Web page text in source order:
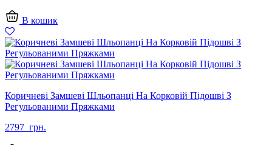
грн..
В кошик
Коричневі Замшеві Шльопанці На Корковій Підошві З
Регульованими Пряжками
2797 грн.